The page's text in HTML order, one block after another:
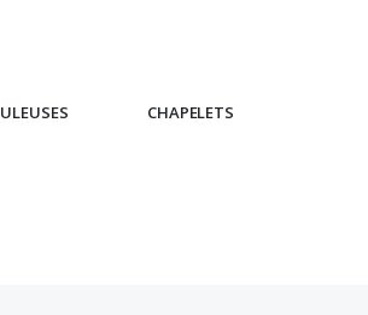
CHAPELETS